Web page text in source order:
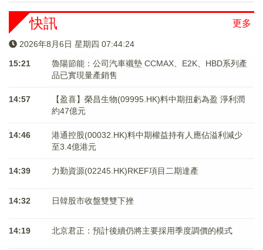
更多
快訊
2026年8月6日 星期四 07:44:24
15:21
魯陽節能：公司汽車襯墊 CCMAX、E2K、HBD系列產
品已實現量產銷售
14:57
【盈喜】榮昌生物(09995.HK)料中期扭虧為盈 淨利潤
約47億元
14:46
港通控股(00032.HK)料中期權益持有人應佔溢利減少
至3.4億港元
14:39 力勤資源(02245.HK)RKEF項目二期達產
14:32 日韓股市收盤雙雙下挫
14:19 北京君正：預計後續仍將主要採用季度調價的模式